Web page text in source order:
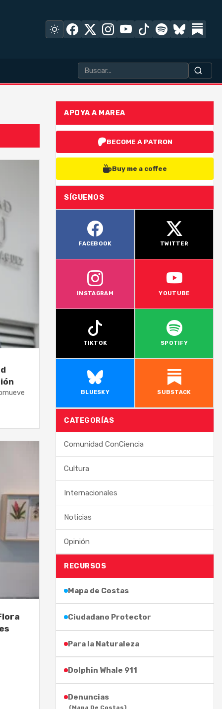
APOYA A MAREA
BECOME A PATRON
Buy me a coffee
SÍGUENOS
FACEBOOK TWITTER
INSTAGRAM YOUTUBE
TIKTOK SPOTIFY
BLUESKY SUBSTACK
CATEGORÍAS
Comunidad ConCiencia
Cultura
Internacionales
Noticias
Opinión
RECURSOS
Mapa de Costas
Ciudadano Protector
Para la Naturaleza
Dolphin Whale 911
Denuncias
(Mapa De Costas)